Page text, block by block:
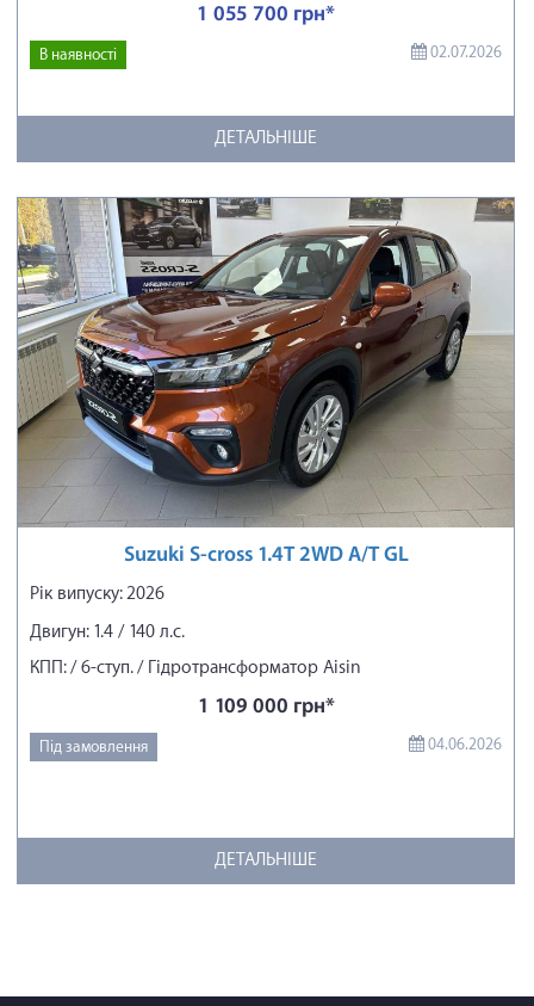
1 055 700 грн*
В наявності 02.07.2026
ДЕТАЛЬНІШЕ
Suzuki S-cross 1.4T 2WD A/T GL
Рік випуску: 2026
Двигун: 1.4 / 140 л.с.
КПП: / 6-ступ. / Гідротрансформатор Aisin
1 109 000 грн*
Під замовлення 04.06.2026
ДЕТАЛЬНІШЕ